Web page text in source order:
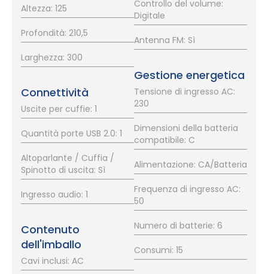
Altezza: 125
Profondità: 210,5
Larghezza: 300
Connettività
Uscite per cuffie: 1
Quantità porte USB 2.0: 1
Altoparlante / Cuffia /
Spinotto di uscita: Sì
Ingresso audio: 1
Contenuto
dell'imballo
Cavi inclusi: AC
Controllo del volume:
Digitale
Antenna FM: Sì
Gestione energetica
Tensione di ingresso AC:
230
Dimensioni della batteria
compatibile: C
Alimentazione: CA/Batteria
Frequenza di ingresso AC:
50
Numero di batterie: 6
Consumi: 15